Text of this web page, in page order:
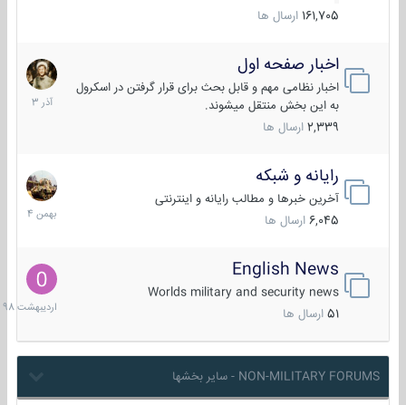
161,705 ارسال ها
اخبار صفحه اول
اخبار نظامی مهم و قابل بحث برای قرار گرفتن در اسکرول
به این بخش منتقل میشوند.
2,339 ارسال ها
7
آذر
1403
رایانه و شبکه
آخرین خبرها و مطالب رایانه و اینترنتی
6,045 ارسال ها
30
بهمن
1404
English News
Worlds military and security news
51 ارسال ها
10
1398
NON-MILITARY FORUMS - سایر بخشها